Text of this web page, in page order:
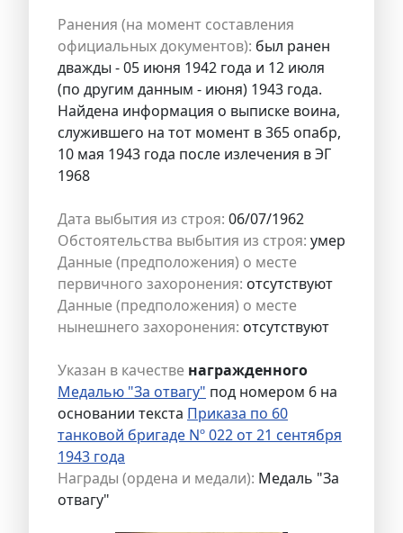
Ранения (на момент составления
официальных документов): был ранен
дважды - 05 июня 1942 года и 12 июля
(по другим данным - июня) 1943 года.
Найдена информация о выписке воина,
служившего на тот момент в 365 опабр,
10 мая 1943 года после излечения в ЭГ
1968
Дата выбытия из строя: 06/07/1962
Обстоятельства выбытия из строя: умер
Данные (предположения) о месте
первичного захоронения: отсутствуют
Данные (предположения) о месте
нынешнего захоронения: отсутствуют
Указан в качестве награжденного
Медалью "За отвагу" под номером 6 на
основании текста Приказа по 60
танковой бригаде Nº 022 от 21 сентября
1943 года
Награды (ордена и медали): Медаль "За
отвагу"